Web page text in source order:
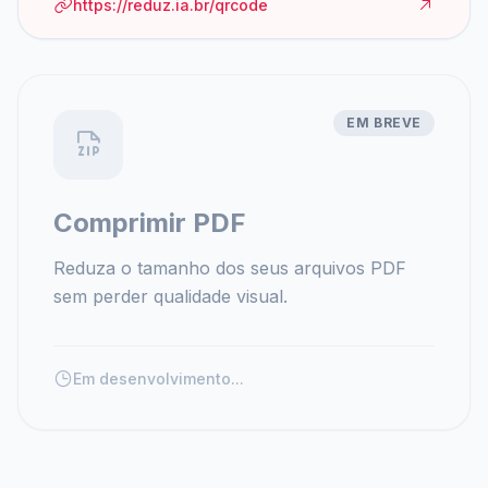
https://reduz.ia.br/qrcode
EM BREVE
Comprimir PDF
Reduza o tamanho dos seus arquivos PDF
sem perder qualidade visual.
Em desenvolvimento...